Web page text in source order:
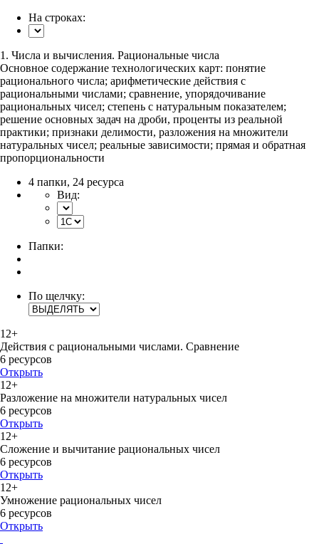
На строках:
1. Числа и вычисления. Рациональные числа
Основное содержание технологических карт: понятие
рационального числа; арифметические действия с
рациональными числами; сравнение, упорядочивание
рациональных чисел; степень с натуральным показателем;
решение основных задач на дроби, проценты из реальной
практики; признаки делимости, разложения на множители
натуральных чисел; реальные зависимости; прямая и обратная
пропорциональности
4 папки, 24 ресурса
Вид:
Папки:
По щелчку:
12+
Действия с рациональными числами. Сравнение
6 ресурсов
Открыть
12+
Разложение на множители натуральных чисел
6 ресурсов
Открыть
12+
Сложение и вычитание рациональных чисел
6 ресурсов
Открыть
12+
Умножение рациональных чисел
6 ресурсов
Открыть